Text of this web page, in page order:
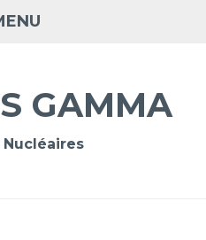
GAMMA
Nucléaires